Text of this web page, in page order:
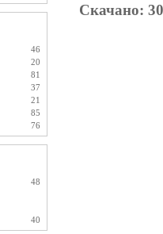
46
20
81
37
21
85
76
48
40
Скачано: